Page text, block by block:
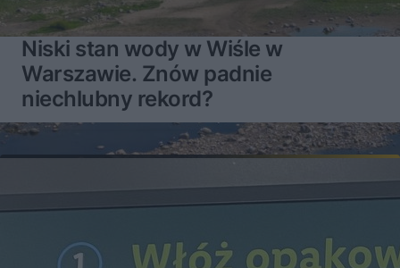
Niski stan wody w Wiśle w
Warszawie. Znów padnie
niechlubny rekord?